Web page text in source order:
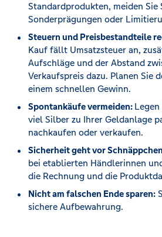
Standardprodukten, meiden Sie
Sonderprägungen oder
Steuern und Preisbestandteile
Kauf fällt Umsatzsteuer an,
Aufschläge und der Abstand
Verkaufspreis dazu. Planen Sie
einem schnellen Gewinn.
Spontankäufe vermeiden:
viel Silber zu Ihrer Geldanlage
nachkaufen oder verkaufen.
Sicherheit geht vor
bei etablierten Händlerinnen
die Rechnung und die
Nicht am falschen Ende sparen:
sichere Aufbewahrung.